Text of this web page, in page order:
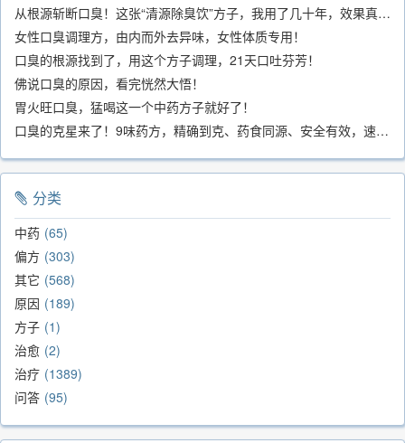
从根源斩断口臭！这张“清源除臭饮”方子，我用了几十年，效果真不错
女性口臭调理方，由内而外去异味，女性体质专用！
口臭的根源找到了，用这个方子调理，21天口吐芬芳！
佛说口臭的原因，看完恍然大悟！
胃火旺口臭，猛喝这一个中药方子就好了！
口臭的克星来了！9味药方，精确到克、药食同源、安全有效，速看！
分类
中药 65
偏方 303
其它 568
原因 189
方子 1
治愈 2
治疗 1389
问答 95